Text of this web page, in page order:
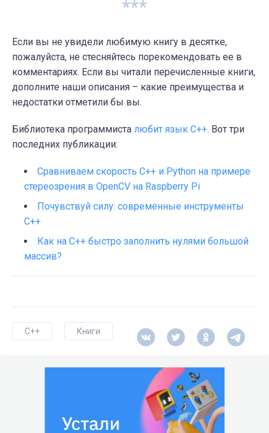
***
Если вы не увидели любимую книгу в десятке,
пожалуйста, не стесняйтесь порекомендовать ее в
комментариях. Если вы читали перечисленные книги,
дополните наши описания – какие преимущества и
недостатки отметили бы вы.
Библиотека программиста любит язык C++. Вот три
последних публикации:
Сравниваем скорость С++ и Python на примере
стереозрения в OpenCV на Raspberry Pi
Почувствуй силу: cовременные инструменты
С++
Как на C++ быстро заполнить нулями большой
массив?
C++ Книги